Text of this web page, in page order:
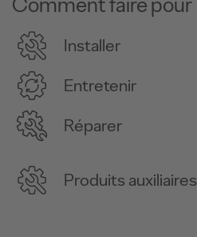
Installer
Entretenir
Réparer
Produits auxiliaires